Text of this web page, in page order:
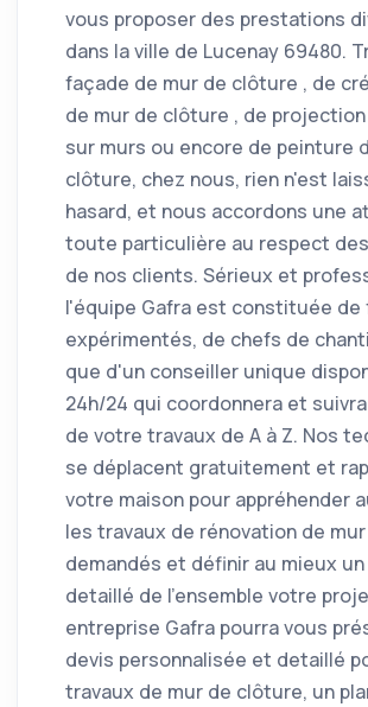
vous proposer des prestations
dans la ville de Lucenay 69480.
façade de mur de clôture , de
de mur de clôture , de
sur murs ou encore de peinture
clôture, chez nous, rien n'est
hasard, et nous accordons une
toute particulière au respect
de nos clients. Sérieux et
l'équipe Gafra est constituée de
expérimentés, de chefs de
que d'un conseiller unique
24h/24 qui coordonnera et
de votre travaux de A à Z. Nos
se déplacent gratuitement et
votre maison pour appréhender
les travaux de rénovation de
demandés et définir au mieux
detaillé de l'ensemble votre
entreprise Gafra pourra vous
devis personnalisée et detaillé
travaux de mur de clôture, un